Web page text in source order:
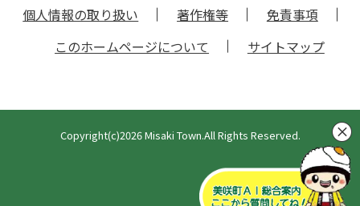
個人情報の取り扱い 著作権等
免責事項
このホームページについて
サイトマップ
Copyright(c)2026 Misaki Town.All Rights Reserved.